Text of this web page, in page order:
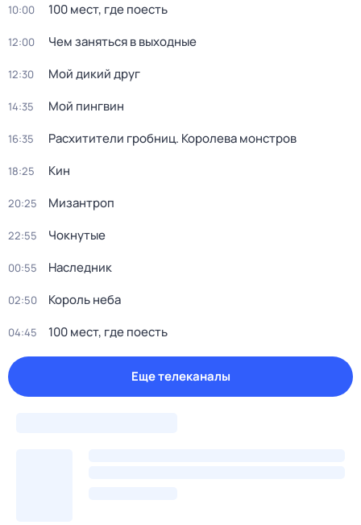
10:00 100 мест, где поесть
12:00 Чем заняться в выходные
12:30 Мой дикий друг
14:35 Мой пингвин
16:35 Расхитители гробниц. Королева монстров
18:25 Кин
20:25 Мизантроп
22:55 Чокнутые
00:55 Наследник
02:50 Король неба
04:45 100 мест, где поесть
Еще телеканалы